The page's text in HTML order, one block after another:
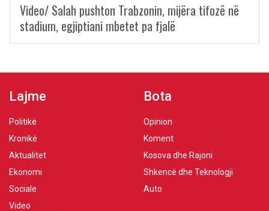
Video/ Salah pushton Trabzonin, mijëra tifozë në
stadium, egjiptiani mbetet pa fjalë
Lajme
Politikë
Kronikë
Aktualitet
Ekonomi
Sociale
Video
Bota
Opinion
Koment
Kosova dhe Rajoni
Shkencë dhe Teknologji
Auto